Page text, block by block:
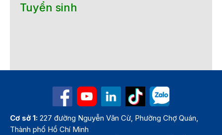
Tuyển sinh
Cơ sở 1: 227 đường Nguyễn Văn Cừ, Phường Chợ Quán,
Thành phố Hồ Chí Minh